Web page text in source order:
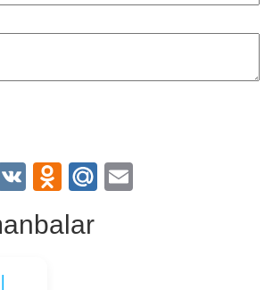
Facebook
VK Odnoklassniki
Mail.Ru